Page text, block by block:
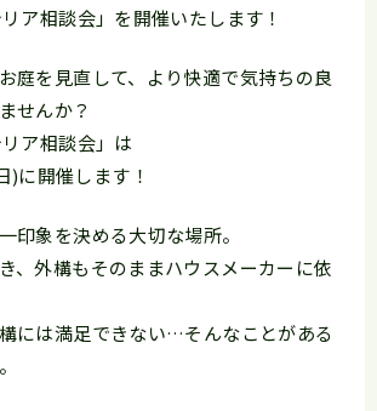
リア相談会」を開催いたします！
庭を見直して、より快適で気持ちの良
せんか？
リア相談会」は
に開催します！
印象を決める大切な場所。
、外構もそのままハウスメーカーに依
には満足できない…そんなことがある